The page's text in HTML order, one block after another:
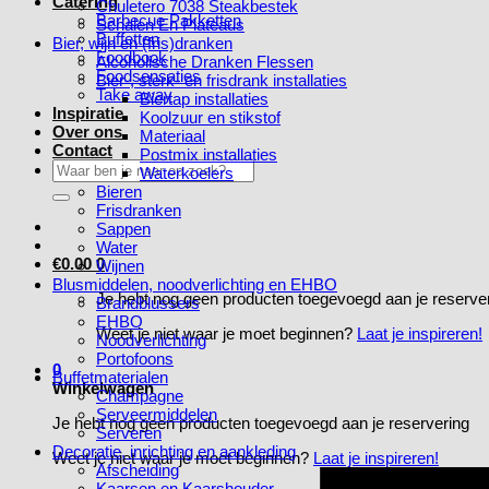
Barbecue Pakketten
Buffetten
Foodbook
Foodsensaties
Take away
Inspiratie
Over ons
Contact
Zoeken
naar:
€0.00 0
Je hebt nog geen producten toegevoegd aan je
Weet je niet waar je moet beginnen? Laat je inspireren!
0
Winkelwagen
Je hebt nog geen producten toegevoegd aan je reservering
Weet je niet waar je moet beginnen? Laat je inspireren!
Chuletero 7038 Steakbestek
Schalen En Plateaus
Bier, wijn en (fris)dranken
Alcoholische Dranken Flessen
Bier-, sterk- en frisdrank installaties
Biertap installaties
Koolzuur en stikstof
Materiaal
Postmix installaties
Waterkoelers
Bieren
Frisdranken
Sappen
Water
Wijnen
Blusmiddelen, noodverlichting en EHBO
Brandblussers
EHBO
Noodverlichting
Portofoons
Buffetmaterialen
Champagne
Serveermiddelen
Serveren
Decoratie, inrichting en aankleding
Afscheiding